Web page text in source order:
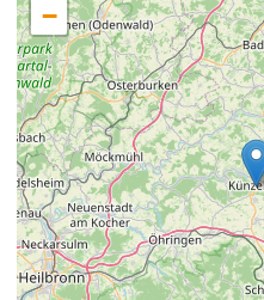
−